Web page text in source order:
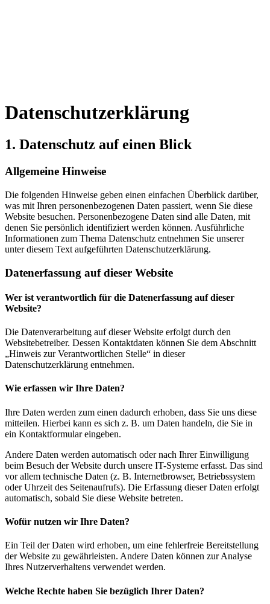
Datenschutzerklärung
1. Datenschutz auf einen Blick
Allgemeine Hinweise
Die folgenden Hinweise geben einen einfachen Überblick darüber,
was mit Ihren personenbezogenen Daten passiert, wenn Sie diese
Website besuchen. Personenbezogene Daten sind alle Daten, mit
denen Sie persönlich identifiziert werden können. Ausführliche
Informationen zum Thema Datenschutz entnehmen Sie unserer
unter diesem Text aufgeführten Datenschutzerklärung.
Datenerfassung auf dieser Website
Wer ist verantwortlich für die Datenerfassung auf dieser
Website?
Die Datenverarbeitung auf dieser Website erfolgt durch den
Websitebetreiber. Dessen Kontaktdaten können Sie dem Abschnitt
„Hinweis zur Verantwortlichen Stelle“ in dieser
Datenschutzerklärung entnehmen.
Wie erfassen wir Ihre Daten?
Ihre Daten werden zum einen dadurch erhoben, dass Sie uns diese
mitteilen. Hierbei kann es sich z. B. um Daten handeln, die Sie in
ein Kontaktformular eingeben.
Andere Daten werden automatisch oder nach Ihrer Einwilligung
beim Besuch der Website durch unsere IT-Systeme erfasst. Das sind
vor allem technische Daten (z. B. Internetbrowser, Betriebssystem
oder Uhrzeit des Seitenaufrufs). Die Erfassung dieser Daten erfolgt
automatisch, sobald Sie diese Website betreten.
Wofür nutzen wir Ihre Daten?
Ein Teil der Daten wird erhoben, um eine fehlerfreie Bereitstellung
der Website zu gewährleisten. Andere Daten können zur Analyse
Ihres Nutzerverhaltens verwendet werden.
Welche Rechte haben Sie bezüglich Ihrer Daten?